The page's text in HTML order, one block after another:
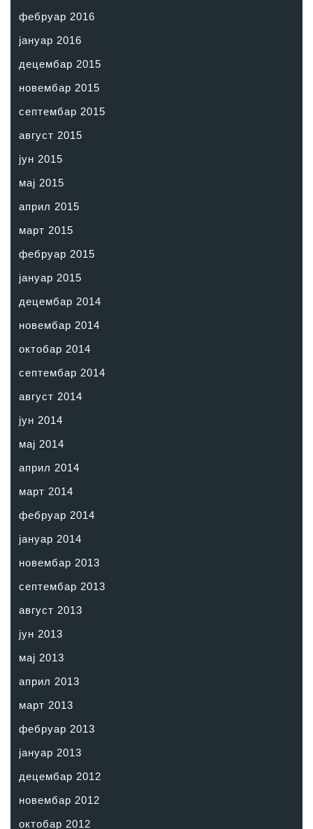
фебруар 2016
јануар 2016
децембар 2015
новембар 2015
септембар 2015
август 2015
јун 2015
мај 2015
април 2015
март 2015
фебруар 2015
јануар 2015
децембар 2014
новембар 2014
октобар 2014
септембар 2014
август 2014
јун 2014
мај 2014
април 2014
март 2014
фебруар 2014
јануар 2014
новембар 2013
септембар 2013
август 2013
јун 2013
мај 2013
април 2013
март 2013
фебруар 2013
јануар 2013
децембар 2012
новембар 2012
октобар 2012